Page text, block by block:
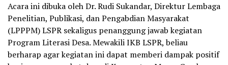
Acara ini dibuka oleh Dr. Rudi Sukandar, Direktur Lembaga
Penelitian, Publikasi, dan Pengabdian Masyarakat
(LPPPM) LSPR sekaligus penanggung jawab kegiatan
Program Literasi Desa. Mewakili IKB LSPR, beliau
berharap agar kegiatan ini dapat memberi dampak positif